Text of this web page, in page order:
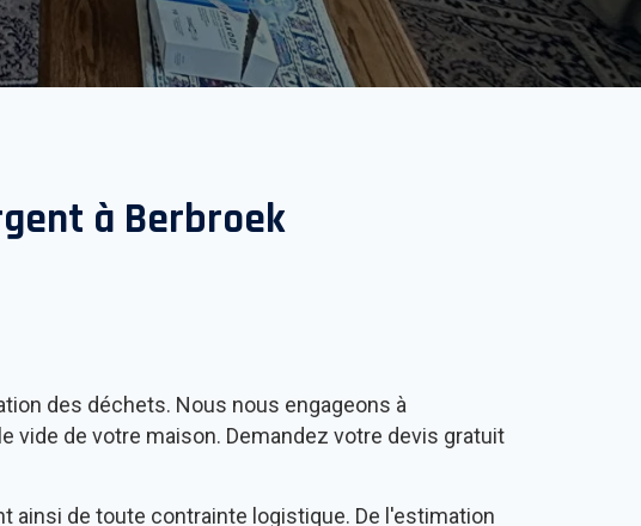
à Berbroek
des déchets. Nous nous engageons à
de votre maison. Demandez votre devis gratuit
ainsi de toute contrainte logistique. De l'estimation